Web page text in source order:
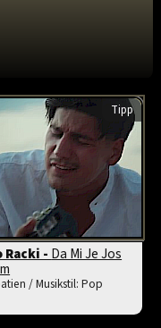
Tipp
Racki - Da Mi Je Jos
/ Musikstil: Pop